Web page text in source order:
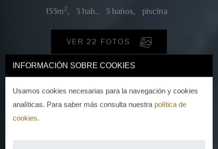
INFORMACIÓN SOBRE COOKIES
Usamos cookies necesarias para la navegación y cookies
analíticas. Para saber más consulta nuestra política de
cookies.
133m2, 3 hab., 3 baños, piscina
VER 22 FOTOS